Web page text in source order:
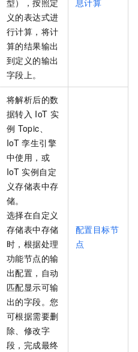
型），按照定
义的表达式进
行计算，将计
算的结果输出
到定义的输出
字段上。
息计算
将解析后的数
据转入 IoT 实
例 Topic、
IoT 孪生引擎
中使用，或
IoT 实例自定
义存储表中存
储。
选择在自定义
存储表中存储
时，根据处理
功能节点的输
出配置，自动
匹配显示可输
出的字段。您
可根据需要删
除、修改字
段，完成最终
配置目标节
点